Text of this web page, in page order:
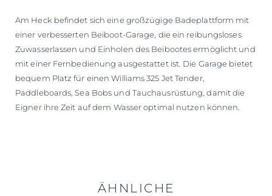
Am Heck befindet sich eine großzügige Badeplattform mit
einer verbesserten Beiboot-Garage, die ein reibungsloses
Zuwasserlassen und Einholen des Beibootes ermöglicht und
mit einer Fernbedienung ausgestattet ist. Die Garage bietet
bequem Platz für einen Williams 325 Jet Tender,
Paddleboards, Sea Bobs und Tauchausrüstung, damit die
Eigner ihre Zeit auf dem Wasser optimal nutzen können.
ÄHNLICHE